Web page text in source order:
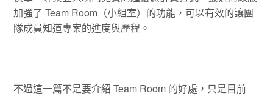
加強了 Team Room（小組室）的功能，可以有效的讓團
隊成員知道專案的進度與歷程。
不過這一篇不是要介紹 Team Room 的好處，只是目前